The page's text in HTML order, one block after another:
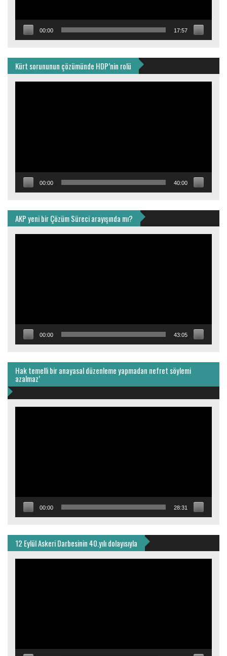
00:00 17:57
Kürt sorununun çözümünde HDP’nin rolü
00:00 40:00
AKP yeni bir Çözüm Süreci arayışında mı?
00:00 43:05
Hak temelli bir anayasal düzenleme yapmadan nefret söylemi
azalmaz’
00:00 28:31
12 Eylül Askeri Darbesinin 40.yılı dolayısıyla